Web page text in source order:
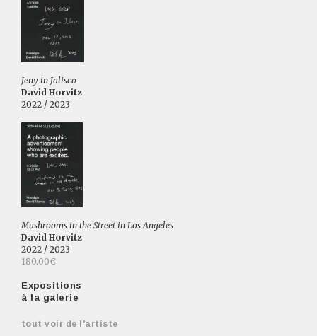
Jeny in Jalisco
David Horvitz
2022 / 2023
Mushrooms in the Street in Los Angeles
David Horvitz
2022 / 2023
180.00€
Expositions
à la galerie
tout voir de l'artiste